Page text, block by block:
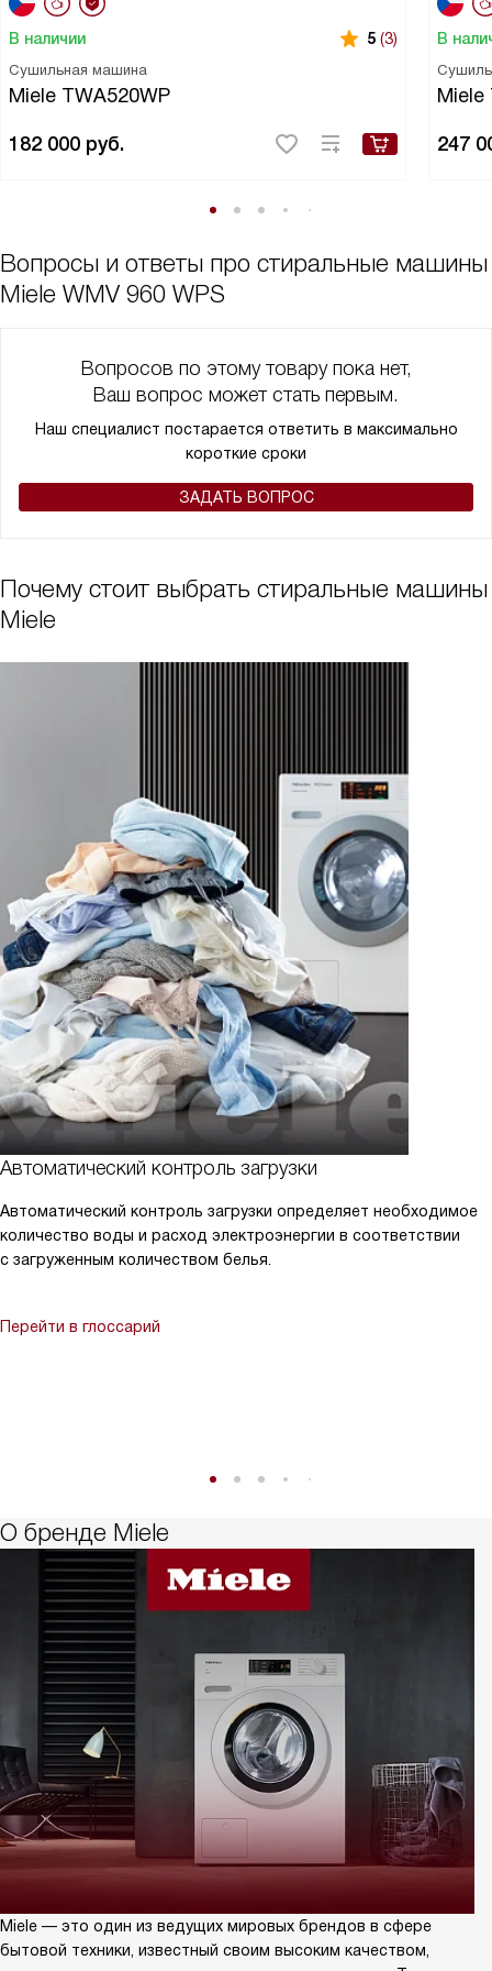
В наличии 5 (3)
Сушильная машина
Miele TWA520WP
182 000 руб.
В
Miele
247
Вопросы и ответы про стиральные машины
Miele WMV 960 WPS
Вопросов по этому товару пока нет,
Ваш вопрос может стать первым.
Наш специалист постарается ответить в максимально
короткие сроки
ЗАДАТЬ ВОПРОС
Почему стоит выбрать стиральные машины
Miele
Автоматический контроль загрузки
Автоматический контроль загрузки определяет необходимое
количество воды и расход электроэнергии в соответствии
с загруженным количеством белья.
Перейти в глоссарий
О бренде Miele
Miele — это один из ведущих мировых брендов в сфере
бытовой техники, известный своим высоким качеством,